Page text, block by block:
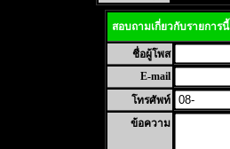
สอบถามเกี่ยวกับรายการนี้
ชื่อผู้โพส
E-mail
โทรศัพท์
ข้อความ